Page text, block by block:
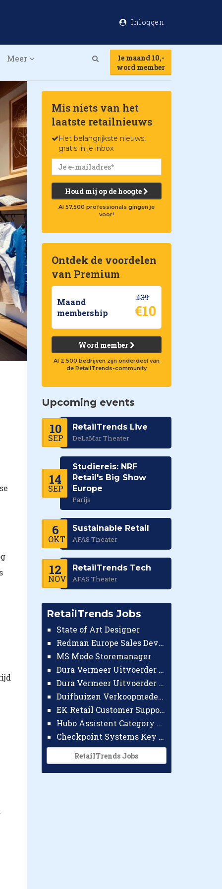
Inloggen
Meer
1e maand 10,-
word member
Mis niets van het
laatste retailnieuws
Het belangrijkste nieuws,
gratis in je inbox
Houd mij op de hoogte
Al 57.500 professionals gingen je
voor!
Ontdek de voordelen
van Premium
Maand
membership
€39
€10
Word member
Al 2.500 bedrijven zijn onderdeel van
de RetailTrends-community
Upcoming events
10
SEP
RetailTrends Live
DeLaMar Theater
14
SEP
Studiereis: NRF
Retail's Big Show
Europe
Parijs
6
OKT
Sustainable Retail
AFAS Theater
12
NOV
RetailTrends Tech
AFAS Theater
RetailTrends Jobs
State of Art Designer
Redman Europe Sales Developer (Europe)
MS Mode Storemanager
Dura Vermeer Uitvoerder GWW Amsterdam
Dura Vermeer Uitvoerder Civiel Nijmegen
Duifhuizen Verkoopmedewerker Ridderkerk
EK Retail Customer Support Omnichannel
Hubo Assistent Category Manager
Checkpoint Systems Key Accountmanager Benelux
RetailTrends Jobs